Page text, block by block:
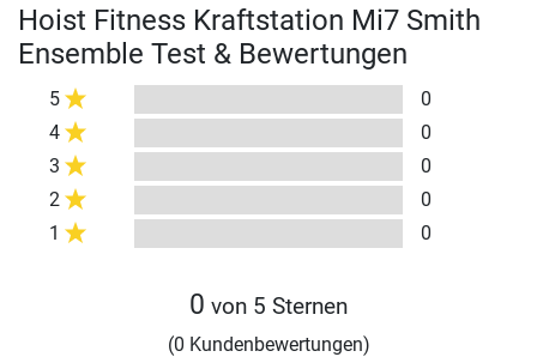
Hoist Fitness Kraftstation Mi7 Smith
Ensemble Test & Bewertungen
5
0
4
0
3
0
2
0
1
0
0 von 5 Sternen
(0 Kundenbewertungen)